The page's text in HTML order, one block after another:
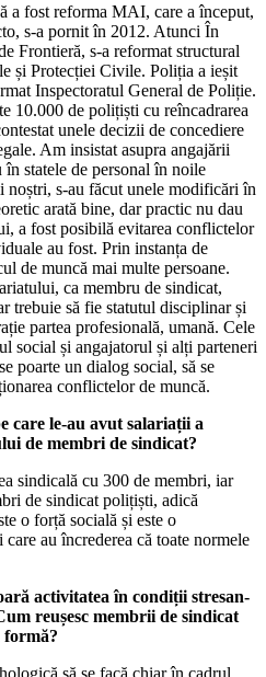
a fost reforma MAI, care a început,
s-a pornit în 2012. Atunci În
Frontieră, s-a reformat structural
și Protecției Civile. Poliția a ieșit
Inspectoratul General de Poliție.
10.000 de polițiști cu reîncadrarea
unele de­cizii de concediere
Am insistat asupra angajării
în statele de personal în noile
noștri, s-au făcut unele mo­dificări în
arată bine, dar practic nu dau
a fost po­sibilă evitarea conflictelor
au fost. Prin instanța de
de muncă mai multe persoane.
ca membru de sindicat,
trebuie să fie statutul disciplinar și
partea pro­fesională, umană. Cele
social și angajatorul și alți parteneri
poarte un dialog social, să se
conflictelor de muncă.
care le-au avut salariații a
de membri de sindicat?
sin­dicală cu 300 de membri, iar
de sindicat polițiști, adică
o forță socială și este o
au încrederea că toate normele
activitatea în condiții stresan-
reușesc membrii de sindicat
for­mă?
să se facă chiar în cadrul